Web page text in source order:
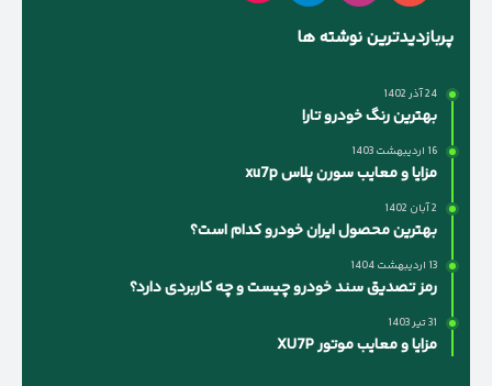
پربازدیدترین نوشته ها
24 آذر 1402
بهترین رنگ خودرو تارا
16 اردیبهشت 1403
مزایا و معایب سورن پلاس xu7p
2 آبان 1402
بهترین محصول ایران خودرو کدام است؟
13 اردیبهشت 1404
رمز تصدیق سند خودرو چیست و چه کاربردی دارد؟
31 تیر 1403
مزایا و معایب موتور XU7P